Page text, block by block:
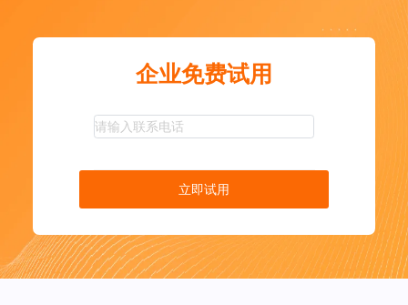
企业免费试用
立即试用